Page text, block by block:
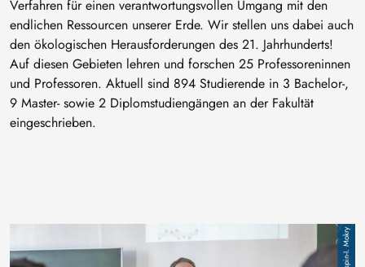
Verfahren für einen verantwortungsvollen Umgang mit den
endlichen Ressourcen unserer Erde. Wir stellen uns dabei auch
den ökologischen Herausforderungen des 21. Jahrhunderts!
Auf diesen Gebieten lehren und forschen 25 Professoreninnen
und Professoren. Aktuell sind 894 Studierende in 3 Bachelor-,
9 Master- sowie 2 Diplomstudiengängen an der Fakultät
eingeschrieben.
Crispin-I. Mokry